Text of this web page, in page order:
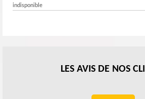
indisponible
LES AVIS DE NOS